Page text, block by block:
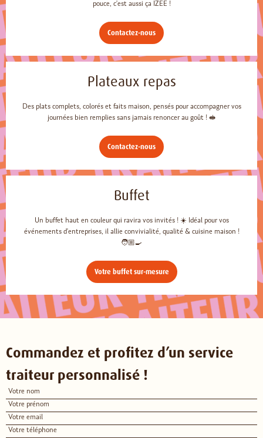
pouce, c’est aussi ça IZEE !
Contactez-nous
Plateaux repas
Des plats complets, colorés et faits maison, pensés pour accompagner vos
journées bien remplies sans jamais renoncer au goût ! 🥪
Contactez-nous
Buffet
Un buffet haut en couleur qui ravira vos invités ! ☀️ Idéal pour vos
événements d'entreprises, il allie convivialité, qualité & cuisine maison !
🧑🏼‍🍳
Votre buffet sur-mesure
Commandez et profitez d’un service
traiteur personnalisé !